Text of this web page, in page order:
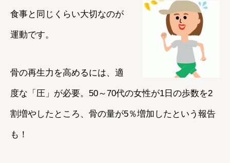
食事と同じくらい大切なのが
運動です。
骨の再生力を高めるには、適
度な「圧」が必要。50～70代の女性が1日の歩数を2
割増やしたところ、骨の量が5％増加したという報告
も！